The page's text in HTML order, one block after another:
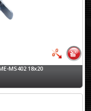
MS402 18x20